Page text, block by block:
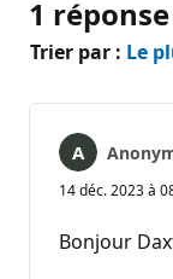
1 réponse
Trier par : Le
14 déc. 2023 à
Bonjour